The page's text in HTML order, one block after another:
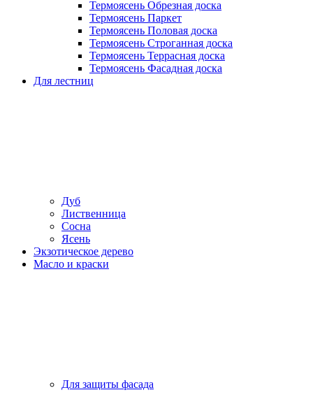
Термоясень Обрезная доска
Термоясень Паркет
Термоясень Половая доска
Термоясень Строганная доска
Термоясень Террасная доска
Термоясень Фасадная доска
Для лестниц
Дуб
Лиственница
Сосна
Ясень
Экзотическое дерево
Масло и краски
Для защиты фасада